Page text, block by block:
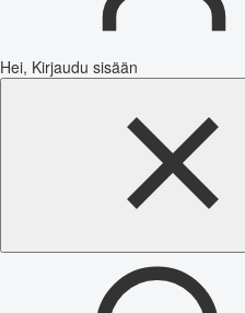
Hei, Kirjaudu sisään